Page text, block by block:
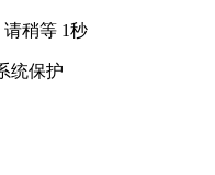
稍等 1秒
统保护